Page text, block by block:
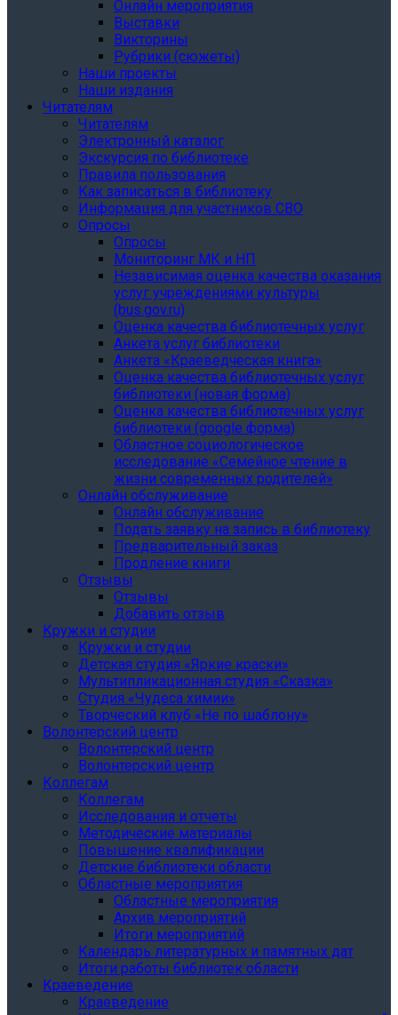
Онлайн мероприятия
Выставки
Викторины
Рубрики (сюжеты)
Наши проекты
Наши издания
Читателям
Читателям
Электронный каталог
Экскурсия по библиотеке
Правила пользования
Как записаться в библиотеку
Информация для участников СВО
Опросы
Опросы
Мониторинг МК и НП
Независимая оценка качества оказания
услуг учреждениями культуры
(bus.gov.ru)
Оценка качества библиотечных услуг
Анкета услуг библиотеки
Анкета «Краеведческая книга»
Oценка качества библиотечных услуг
библиотеки (новая форма)
Oценка качества библиотечных услуг
библиотеки (google форма)
Областное социологическое
исследование «Семейное чтение в
жизни современных родителей»
Онлайн обслуживание
Онлайн обслуживание
Подать заявку на запись в библиотеку
Предварительный заказ
Продление книги
Отзывы
Отзывы
Добавить отзыв
Кружки и студии
Кружки и студии
Детская студия «Яркие краски»
Мультипликационная студия «Сказка»
Студия «Чудеса химии»
Творческий клуб «Не по шаблону»
Волонтерский центр
Волонтерский центр
Волонтерский центр
Коллегам
Коллегам
Исследования и отчеты
Методические материалы
Повышение квалификации
Детские библиотеки области
Областные мероприятия
Областные мероприятия
Архив мероприятий
Итоги мероприятий
Календарь литературных и памятных дат
Итоги работы библиотек области
Краеведение
Краеведение